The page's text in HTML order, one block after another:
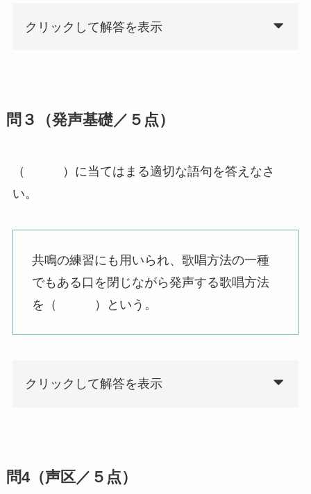
クリックして解答を表示
問３（発声基礎／５点）
（ ）に当てはまる適切な語句を答えなさ
い。
共鳴の練習にも用いられ、歌唱方法の一種
でもある口を閉じながら発声する歌唱方法
を（ ）という。
クリックして解答を表示
問4（声区／５点）